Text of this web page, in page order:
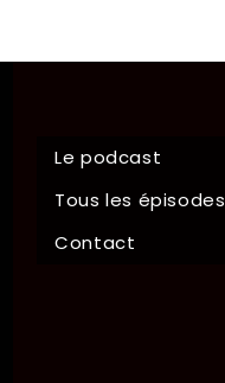
Le podcast
Tous les épisodes
Contact